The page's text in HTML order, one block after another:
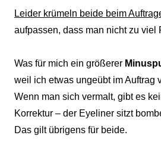
Leider krümeln beide beim
aufpassen, dass man nicht zu viel
Was für mich ein größerer
weil ich etwas ungeübt im Auftrag
Wenn man sich vermalt, gibt es
Korrektur – der Eyeliner sitzt
Das gilt übrigens für beide.